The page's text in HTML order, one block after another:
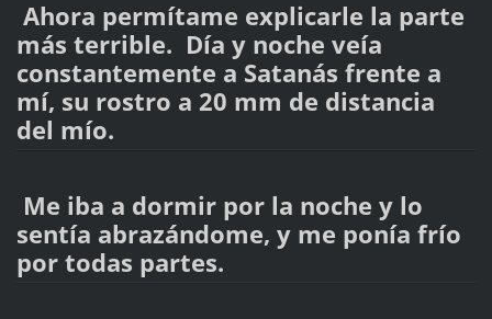
Ahora permítame explicarle la parte
más terrible. Día y noche veía
constantemente a Satanás frente a
mí, su rostro a 20 mm de distancia
del mío.
Me iba a dormir por la noche y lo
sentía abrazándome, y me ponía frío
por todas partes.